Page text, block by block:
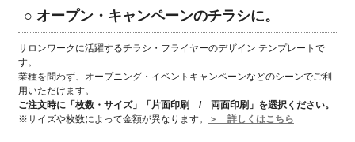
○ オープン・キャンペーンのチラシに。
サロンワークに活躍するチラシ・フライヤーのデザイン テンプレートで
す。
業種を問わず、オープニング・イベントキャンペーンなどのシーンでご利
用いただけます。
ご注文時に「枚数・サイズ」「片面印刷 / 両面印刷」 を選択ください。
※サイズや枚数によって金額が異なります。
＞ 詳しくはこちら